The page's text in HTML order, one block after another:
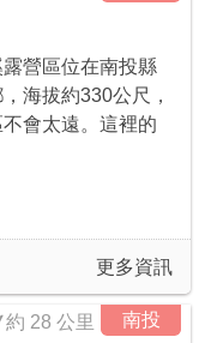
營區位在南投縣
海拔約330公尺，
會太遠。這裡的
更多資訊
南投
約 28 公里